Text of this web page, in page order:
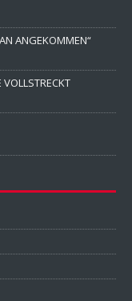
ANGEKOMMEN“
VOLLSTRECKT